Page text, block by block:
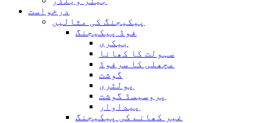
درخواست
پیکیجنگ کی مثالیں
فوڈ پیکیجنگ
بیکری
سہولت کا کھانا
مچھلی کا سرفوڈ
گوشت
پولٹری
پروسیسڈ گوشت
پیداوار
غیر کھانے کی پیکیجنگ